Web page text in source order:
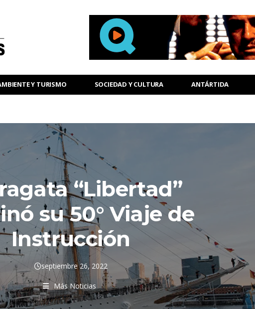
Y TURISMO SOCIEDAD Y CULTURA ANTÁRTIDA
“Libertad”
su 50° Viaje de
Instrucción
septiembre 26, 2022
Más Noticias